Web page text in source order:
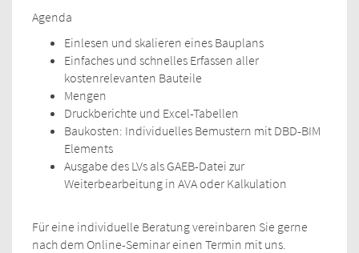
Agenda
Einlesen und skalieren eines Bauplans
Einfaches und schnelles Erfassen aller
kostenrelevanten Bauteile
Mengen
Druckberichte und Excel-Tabellen
Baukosten: Individuelles Bemustern mit DBD-BIM
Elements
Ausgabe des LVs als GAEB-Datei zur
Weiterbearbeitung in AVA oder Kalkulation
Für eine individuelle Beratung vereinbaren Sie gerne
nach dem Online-Seminar einen Termin mit uns.